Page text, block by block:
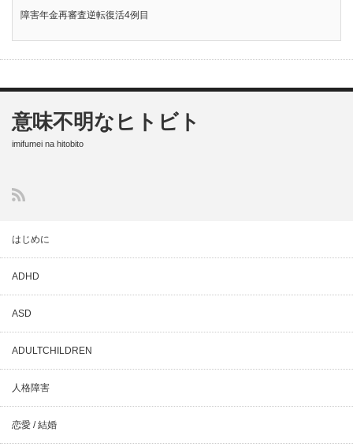
障害年金再審査逆転復活4例目
意味不明なヒトビト
imifumei na hitobito
はじめに
ADHD
ASD
ADULTCHILDREN
人格障害
恋愛 / 結婚